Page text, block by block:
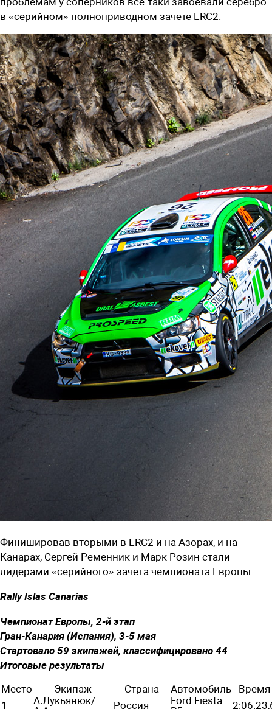
в «серийном» полноприводном зачете ERC2.
Финишировав вторыми в ERC2 и на Азорах, и на
Канарах, Сергей Ременник и Марк Розин стали
лидерами «серийного» зачета чемпионата Европы
Rally Islas Canarias
Чемпионат Европы, 2-й этап
Гран-Канария (Испания), 3-5 мая
Стартовало 59 экипажей, классифицировано 44
Итоговые результаты
Место
Экипаж Страна Автомобиль
Время
1
А.Лукьянюк/
Россия
Ford Fiesta